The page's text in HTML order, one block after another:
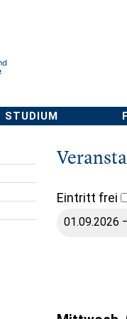
STUDIUM
Eintritt frei